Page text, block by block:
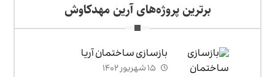
برترین پروژه‌های آرین مهدکاوش
بازسازی ساختمان آریا
۱۵ شهریور ۱۴۰۲